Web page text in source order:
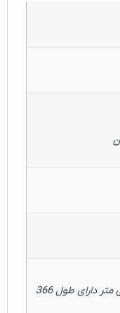
• شاخه ها در عرض های 7، 9 و 11 سانتی متر دارای طول 366